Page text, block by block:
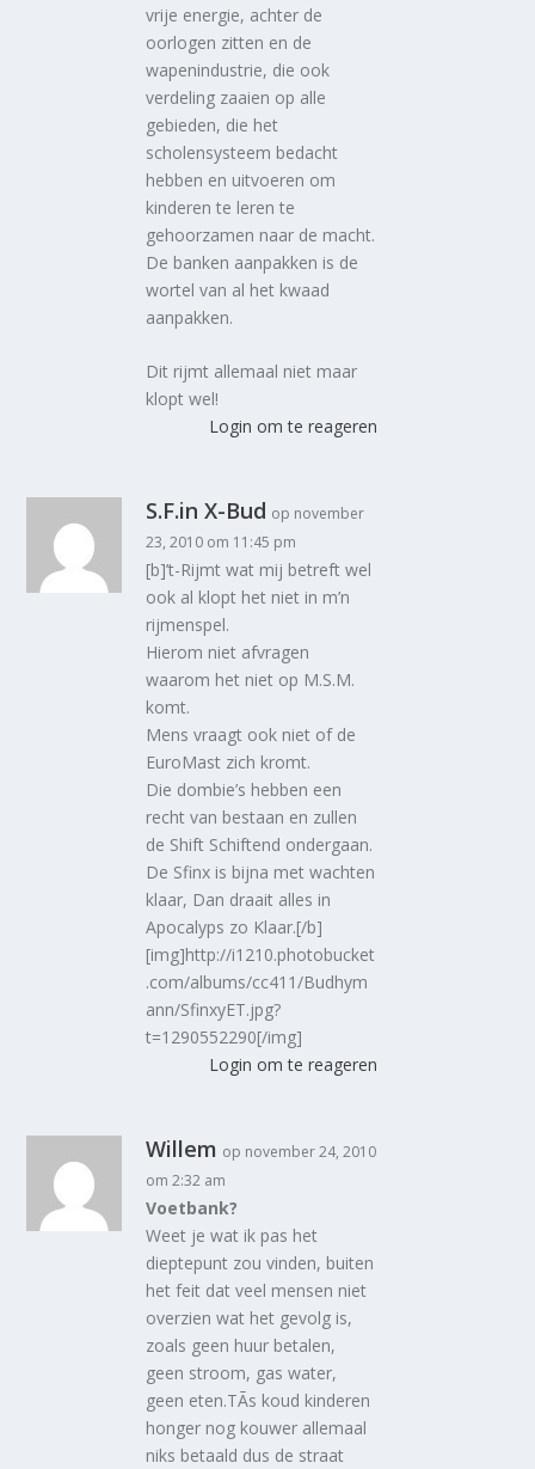
vrije energie, achter de
oorlogen zitten en de
wapenindustrie, die ook
verdeling zaaien op alle
gebieden, die het
scholensysteem bedacht
hebben en uitvoeren om
kinderen te leren te
gehoorzamen naar de macht.
De banken aanpakken is de
wortel van al het kwaad
aanpakken.
Dit rijmt allemaal niet maar
klopt wel!
Login om te reageren
S.F.in X-Bud op november
23, 2010 om 11:45 pm
[b]’t-Rijmt wat mij betreft wel
ook al klopt het niet in m’n
rijmenspel.
Hierom niet afvragen
waarom het niet op M.S.M.
komt.
Mens vraagt ook niet of de
EuroMast zich kromt.
Die dombie’s hebben een
recht van bestaan en zullen
de Shift Schiftend ondergaan.
De Sfinx is bijna met wachten
klaar, Dan draait alles in
Apocalyps zo Klaar.[/b]
[img]http://i1210.photobucket
.com/albums/cc411/Budhym
ann/SfinxyET.jpg?
t=1290552290[/img]
Login om te reageren
Willem op november 24, 2010
om 2:32 am
Voetbank?
Weet je wat ik pas het
dieptepunt zou vinden, buiten
het feit dat veel mensen niet
overzien wat het gevolg is,
zoals geen huur betalen,
geen stroom, gas water,
geen eten.TÃ­s koud kinderen
honger nog kouwer allemaal
niks betaald dus de straat